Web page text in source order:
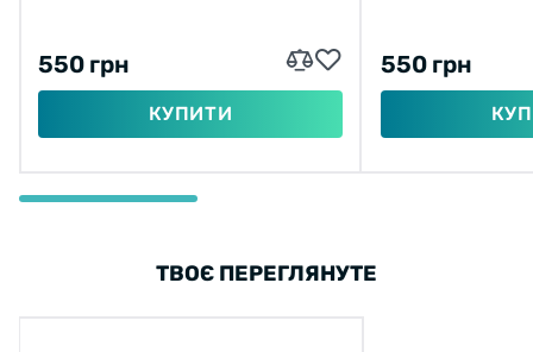
550 грн
КУПИТИ
550 грн
ТВОЄ ПЕРЕГЛЯНУТЕ